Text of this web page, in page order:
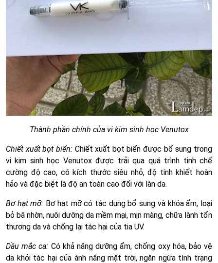
Thành phần chính của vi kim sinh học Venutox
Chiết xuất bọt biển:Chiết xuất bọt biển được bổ sung trong
vi kim sinh học Venutox được trải qua quá trình tinh chế
cường độ cao, có kích thước siêu nhỏ, độ tinh khiết hoàn
hảo và đặc biệt là độ an toàn cao đối với làn da.
Bơ hạt mỡ: Bơ hạt mỡ có tác dụng bổ sung và khóa ẩm, loại
bỏ bã nhờn, nuôi dưỡng da mềm mại, mịn màng, chữa lành tổn
thương da và chống lại tác hại của tia UV.
Dầu mắc ca: Có khả năng dưỡng ẩm, chống oxy hóa, bảo vệ
da khỏi tác hại của ánh nắng mặt trời, ngăn ngừa tình trạng